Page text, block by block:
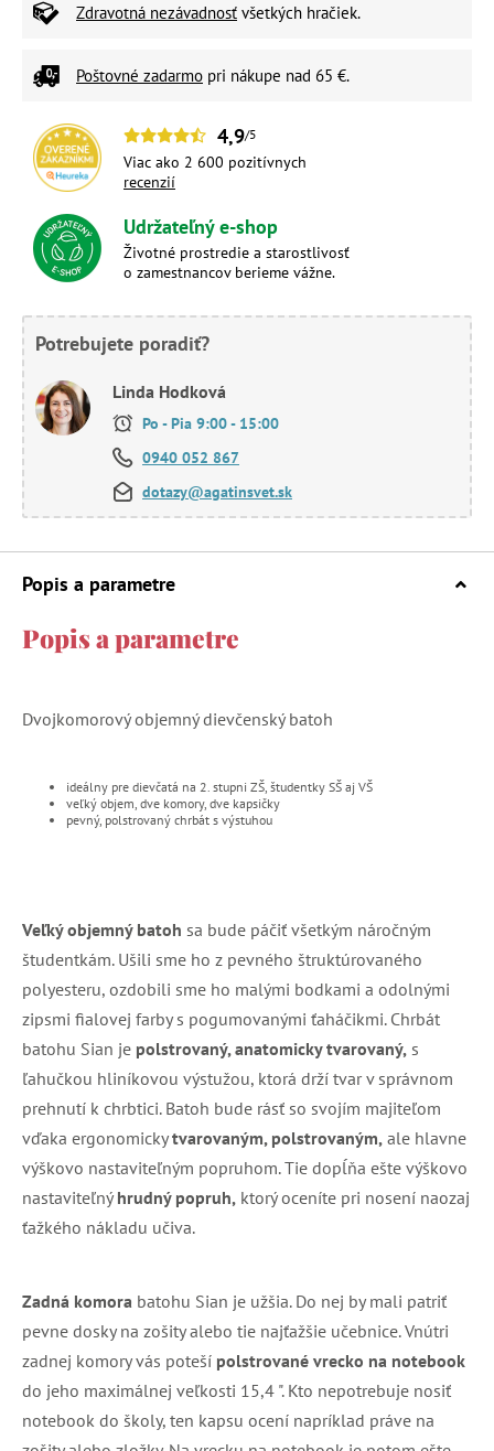
Zdravotná nezávadnosť všetkých hračiek.
Poštovné zadarmo pri nákupe nad 65 €.
4,9/5
Viac ako 2 600 pozitívnych
recenzií
Udržateľný e-shop
Životné prostredie a starostlivosť
o zamestnancov berieme vážne.
Potrebujete poradiť?
Linda Hodková
Po - Pia 9:00 - 15:00
0940 052 867
dotazy@agatinsvet.sk
Popis a parametre
Popis a parametre
Dvojkomorový objemný dievčenský batoh
ideálny pre dievčatá na 2. stupni ZŠ, študentky SŠ aj VŠ
veľký objem, dve komory, dve kapsičky
pevný, polstrovaný chrbát s výstuhou
Veľký objemný batoh sa bude páčiť všetkým náročným
študentkám. Ušili sme ho z pevného štruktúrovaného
polyesteru, ozdobili sme ho malými bodkami a odolnými
zipsmi fialovej farby s pogumovanými ťaháčikmi. Chrbát
batohu Sian je polstrovaný, anatomicky tvarovaný, s
ľahučkou hliníkovou výstužou, ktorá drží tvar v správnom
prehnutí k chrbtici. Batoh bude rásť so svojím majiteľom
vďaka ergonomickytvarovaným, polstrovaným, ale hlavne
výškovo nastaviteľným popruhom. Tie dopĺňa ešte výškovo
nastaviteľnýhrudný popruh, ktorý oceníte pri nosení naozaj
ťažkého nákladu učiva.
Zadná komora batohu Sian je užšia. Do nej by mali patriť
pevne dosky na zošity alebo tie najťažšie učebnice. Vnútri
zadnej komory vás poteší polstrované vrecko na notebook
do jeho maximálnej veľkosti 15,4 ". Kto nepotrebuje nosiť
notebook do školy, ten kapsu ocení napríklad práve na